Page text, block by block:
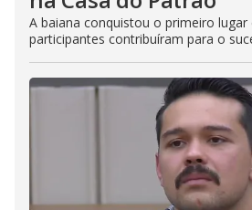
A baiana conquistou o primeiro
participantes contribuíram para o